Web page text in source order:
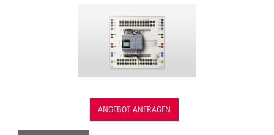
ANGEBOT ANFRAGEN